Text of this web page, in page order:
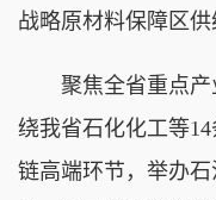
战略原材料保障区供
聚焦全省重点产
绕我省石化化工等
链高端环节，举办